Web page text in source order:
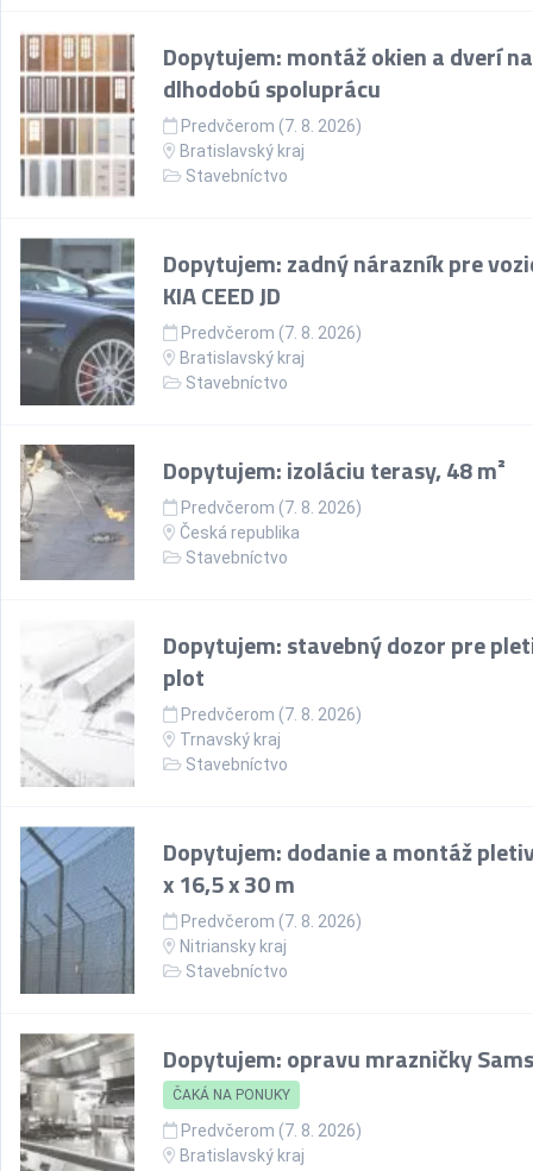
Dopytujem: montáž okien a dverí na
dlhodobú spoluprácu
Predvčerom (7. 8. 2026)
Bratislavský kraj
Stavebníctvo
Dopytujem: zadný nárazník pre
KIA CEED JD
Predvčerom (7. 8. 2026)
Bratislavský kraj
Stavebníctvo
Dopytujem: izoláciu terasy, 48 m²
Predvčerom (7. 8. 2026)
Česká republika
Stavebníctvo
Dopytujem: stavebný dozor pre
plot
Predvčerom (7. 8. 2026)
Trnavský kraj
Stavebníctvo
Dopytujem: dodanie a montáž
x 16,5 x 30 m
Predvčerom (7. 8. 2026)
Nitriansky kraj
Stavebníctvo
Dopytujem: opravu mrazničky
ČAKÁ NA PONUKY
Predvčerom (7. 8. 2026)
Bratislavský kraj